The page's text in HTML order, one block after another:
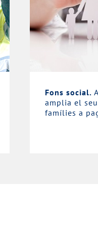
Fons social.
amplia el
famílies a